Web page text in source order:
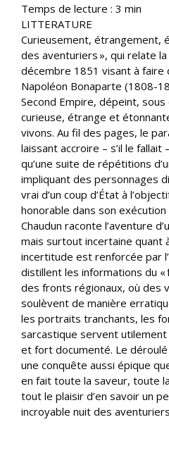
Temps de lecture : 3 min
LITTERATURE
Curieusement, étrangement,
des aventuriers », qui relate
décembre 1851 visant à faire
Napoléon Bonaparte (1808-
Second Empire, dépeint,
curieuse, étrange et
vivons. Au fil des pages, le
laissant accroire – s’il le fallait
qu’une suite de répétitions
impliquant des personnages
vrai d’un coup d’État à
honorable dans son
Chaudun raconte l’aventure
mais surtout incertaine quant
incertitude est renforcée par
distillent les informations du «
des fronts régionaux, où des
soulèvent de manière
les portraits tranchants, les
sarcastique servent
et fort documenté. Le
une conquête aussi épique
en fait toute la saveur, toute
tout le plaisir d’en savoir un
incroyable nuit des